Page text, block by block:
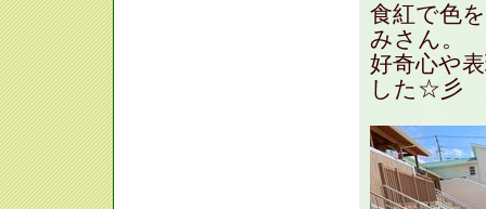
食紅で色
みさん。
好奇心や
した☆彡